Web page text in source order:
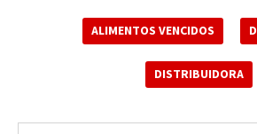
ALIMENTOS VENCIDOS
DISTRIBUIDORA